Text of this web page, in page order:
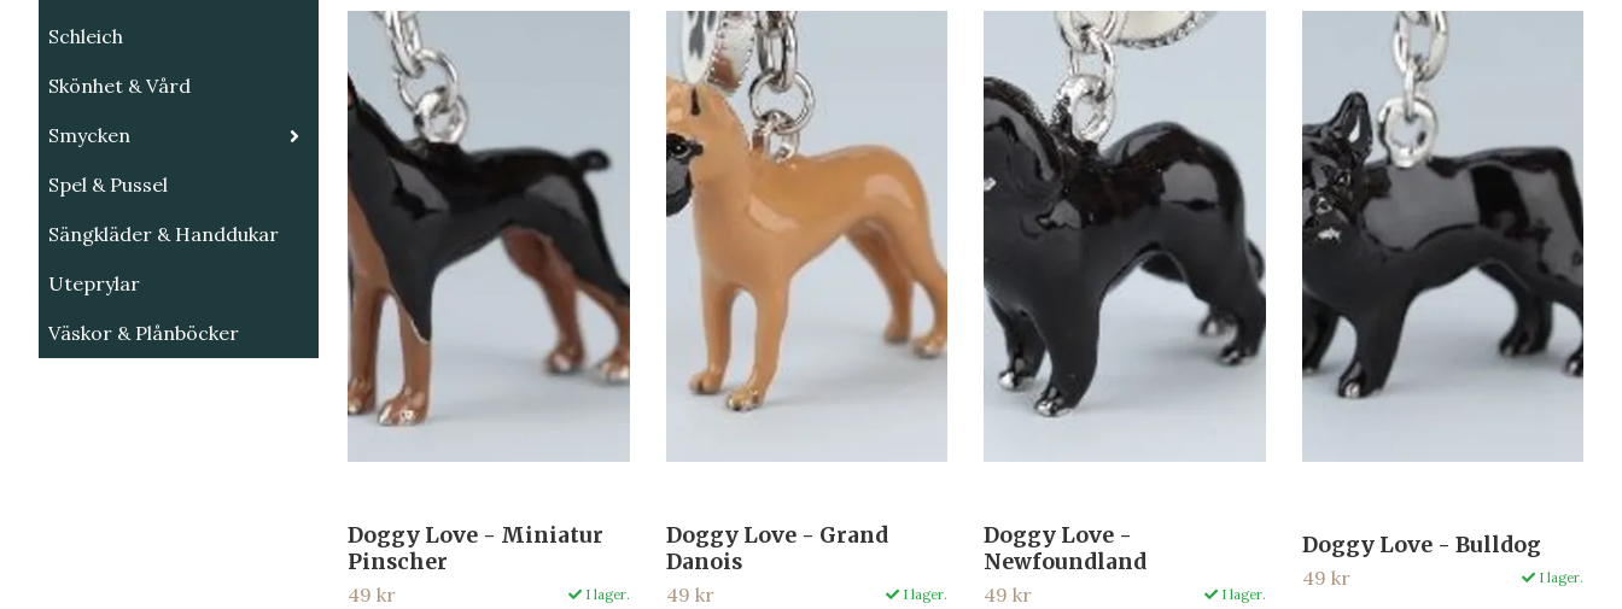
Schleich
Skönhet & Vård
Smycken
Spel & Pussel
Sängkläder & Handdukar
Uteprylar
Väskor & Plånböcker
Doggy Love - Miniatur
Pinscher
49 kr I lager.
Doggy Love - Grand
Danois
49 kr I lager.
Doggy Love -
Newfoundland
49 kr I lager.
Doggy Love - Bulldog
49 kr I lager.